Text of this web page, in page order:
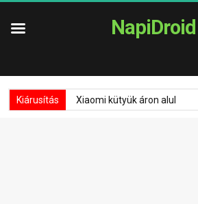
NapiDroid
Kiárusítás Xiaomi kütyük áron alul